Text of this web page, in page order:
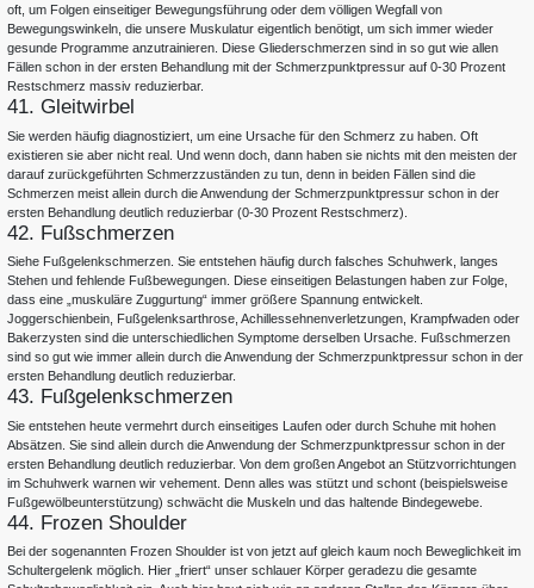
oft, um Folgen einseitiger Bewegungsführung oder dem völligen Wegfall von
Bewegungswinkeln, die unsere Muskulatur eigentlich benötigt, um sich immer wieder
gesunde Programme anzutrainieren. Diese Gliederschmerzen sind in so gut wie allen
Fällen schon in der ersten Behandlung mit der Schmerzpunktpressur auf 0-30 Prozent
Restschmerz massiv reduzierbar.
41. Gleitwirbel
Sie werden häufig diagnostiziert, um eine Ursache für den Schmerz zu haben. Oft
existieren sie aber nicht real. Und wenn doch, dann haben sie nichts mit den meisten der
darauf zurückgeführten Schmerzzuständen zu tun, denn in beiden Fällen sind die
Schmerzen meist allein durch die Anwendung der Schmerzpunktpressur schon in der
ersten Behandlung deutlich reduzierbar (0-30 Prozent Restschmerz).
42. Fußschmerzen
Siehe Fußgelenkschmerzen. Sie entstehen häufig durch falsches Schuhwerk, langes
Stehen und fehlende Fußbewegungen. Diese einseitigen Belastungen haben zur Folge,
dass eine „muskuläre Zuggurtung“ immer größere Spannung entwickelt.
Joggerschienbein, Fußgelenksarthrose, Achillessehnenverletzungen, Krampfwaden oder
Bakerzysten sind die unterschiedlichen Symptome derselben Ursache. Fußschmerzen
sind so gut wie immer allein durch die Anwendung der Schmerzpunktpressur schon in der
ersten Behandlung deutlich reduzierbar.
43. Fußgelenkschmerzen
Sie entstehen heute vermehrt durch einseitiges Laufen oder durch Schuhe mit hohen
Absätzen. Sie sind allein durch die Anwendung der Schmerzpunktpressur schon in der
ersten Behandlung deutlich reduzierbar. Von dem großen Angebot an Stützvorrichtungen
im Schuhwerk warnen wir vehement. Denn alles was stützt und schont (beispielsweise
Fußgewölbeunterstützung) schwächt die Muskeln und das haltende Bindegewebe.
44. Frozen Shoulder
Bei der sogenannten Frozen Shoulder ist von jetzt auf gleich kaum noch Beweglichkeit im
Schultergelenk möglich. Hier „friert“ unser schlauer Körper geradezu die gesamte